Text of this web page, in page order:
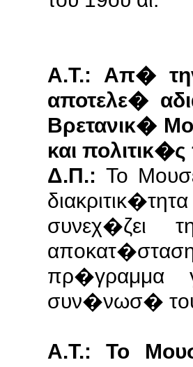
Α.Τ.: Απ�
αποτελε�
Βρετανικ�
και
Δ.Π.: Το
συνεχ�ζει
πρ�γραμμα
συν�νωσ�
Α.Τ.: Το